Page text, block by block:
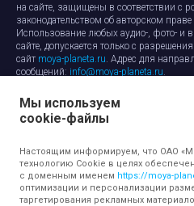
на сайте, защищены в соответствии с
законодательством об авторском
Использование любых аудио-, фото- и
сайте, допускается только с
сайт moya-planeta.ru. Адрес для
сообщений: info@moya-planeta.ru.
Правила сайтаРабота с cookie-
Защита персональных данных
Мы используем
cookie-файлы
Настоящим информируем, что ОАО
технологию Cookie в целях
с доменным именем https://moya-
оптимизации и персонализации
таргетирования рекламных